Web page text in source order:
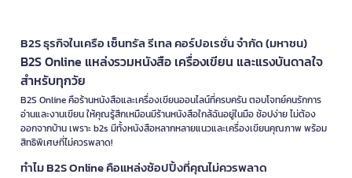
B2S ธุรกิจในเครือ เซ็นทรัล รีเทล คอร์ปอเรชั่น จำกัด (มหาชน)
B2S Online แหล่งรวมหนังสือ เครื่องเขียน และแรงบันดาลใจ
สำหรับทุกวัย
B2S Online คือร้านหนังสือและเครื่องเขียนออนไลน์ที่ครบครัน ตอบโจทย์คนรักการ
อ่านและงานเขียน ให้คุณรู้สึกเหมือนมีร้านหนังสือใกล้ฉันอยู่ในมือ ช้อปง่าย ไม่ต้อง
ออกจากบ้าน เพราะ b2s มีทั้งหนังสือหลากหลายแนวและเครื่องเขียนคุณภาพ พร้อม
สิทธิพิเศษที่ไม่ควรพลาด!
ทำไม B2S Online คือแหล่งช้อปปิ้งที่คุณไม่ควรพลาด